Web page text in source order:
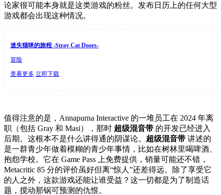
论家很可能本身就是这类游戏的粉丝。发布日历上的任何大型
游戏都会出现这种情况。
迷失猫咪的旅程 -Stray Cat Doors-
冒险
查看更多 立即下载
值得注意的是，Annapurna Interactive 的一堆员工在 2024 年离
职（包括 Gray 和 Masi），那时 超级混音带 的开发已经进入
后期。这根本不是什么讲得通的阴谋论。 超级混音带 讲述的
是一群青少年做着模糊的青少年事情，比如在树林里喝啤酒、
抱怨学校。它在 Game Pass 上免费提供，销量可能还不错，
Metacritic 85 分的评价虽好但离“惊人”还差得远。除了享受它
的人之外，这款游戏还能让谁受益？这一切都是为了制造话
题，搅动那锅可预测的仇恨。